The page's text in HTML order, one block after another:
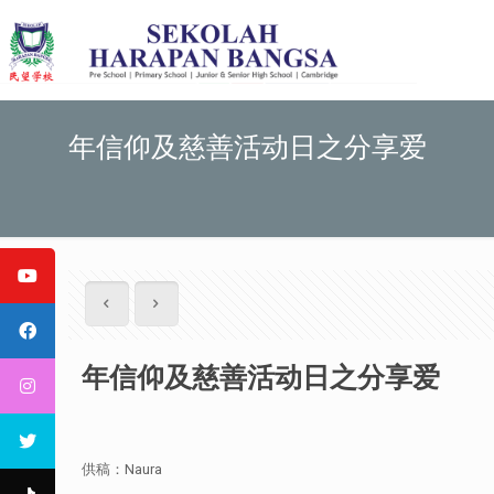
年信仰及慈善活动日之分享爱
年信仰及慈善活动日之分享爱
供稿：Naura